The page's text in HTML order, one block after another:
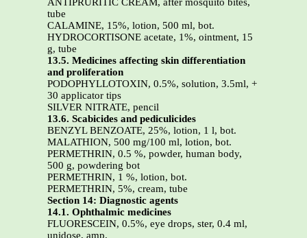
ANTIPRURITIC CREAM, after mosquito bites,
tube
CALAMINE, 15%, lotion, 500 ml, bot.
HYDROCORTISONE acetate, 1%, ointment, 15
g, tube
13.5. Medicines affecting skin differentiation
and proliferation
PODOPHYLLOTOXIN, 0.5%, solution, 3.5ml, +
30 applicator tips
SILVER NITRATE, pencil
13.6. Scabicides and pediculicides
BENZYL BENZOATE, 25%, lotion, 1 l, bot.
MALATHION, 500 mg/100 ml, lotion, bot.
PERMETHRIN, 0.5 %, powder, human body,
500 g, powdering bot
PERMETHRIN, 1 %, lotion, bot.
PERMETHRIN, 5%, cream, tube
Section 14: Diagnostic agents
14.1. Ophthalmic medicines
FLUORESCEIN, 0.5%, eye drops, ster, 0.4 ml,
unidose, amp.